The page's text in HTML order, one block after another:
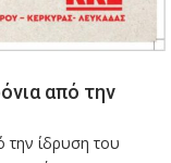
από την
ίδρυση του